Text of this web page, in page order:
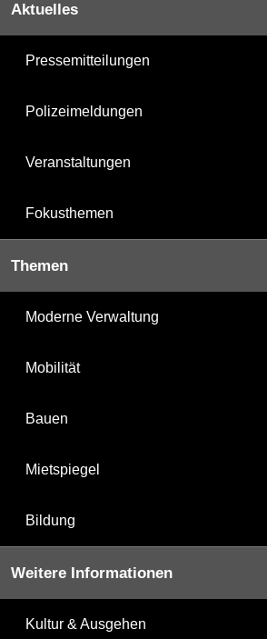
Aktuelles
Pressemitteilungen
Polizeimeldungen
Veranstaltungen
Fokusthemen
Themen
Moderne Verwaltung
Mobilität
Bauen
Mietspiegel
Bildung
Weitere Informationen
Kultur & Ausgehen